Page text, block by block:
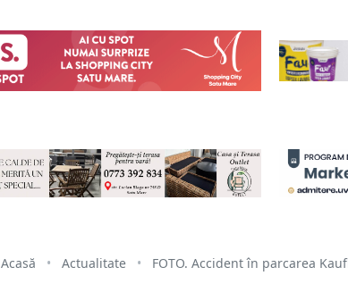
Acasă • Actualitate • FOTO. Accident în parcarea